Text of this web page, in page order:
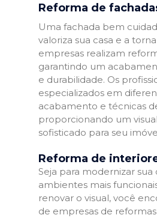
Reforma de
Uma fachada bem
valoriza sua casa e a
empresas realizam
garantindo um
e durabilidade. Os
especializados em
acabamento e técnicas
proporcionando um
sofisticado para seu
Reforma de
Seja para modernizar sua
ambientes mais
renovar o visual, você
de empresas de